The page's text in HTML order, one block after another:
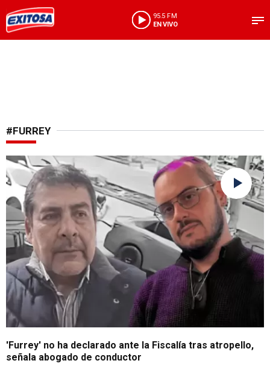
95.5 FM
EN VIVO
#FURREY
Solicita que declare tras accidente
'Furrey' no ha declarado ante la Fiscalía tras atropello,
señala abogado de conductor